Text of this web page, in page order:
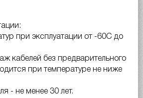
при эксплуатации от -60С до
кабелей без предварительного
при температуре не ниже
- не менее 30 лет.